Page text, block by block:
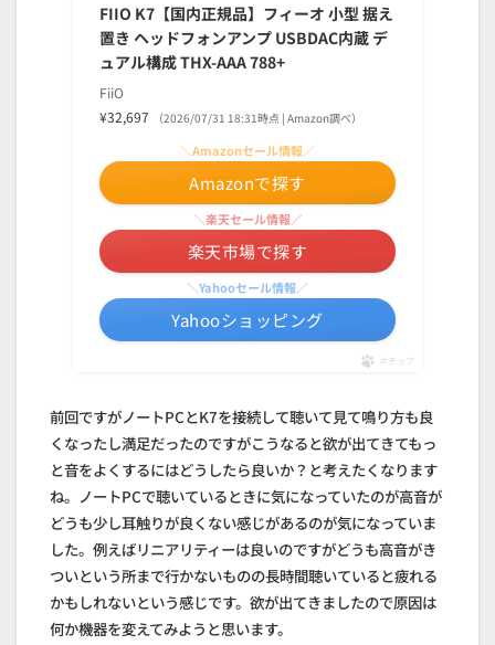
FIIO K7【国内正規品】フィーオ 小型 据え
置き ヘッドフォンアンプ USBDAC内蔵 デ
ュアル構成 THX-AAA 788+
FiiO
¥32,697
（2026/07/31 18:31時点 | Amazon調べ）
＼Amazonセール情報／
Amazonで探す
＼楽天セール情報／
楽天市場で探す
＼Yahooセール情報／
Yahooショッピング
ポチップ
前回ですがノートPCとK7を接続して聴いて見て鳴り方も良
くなったし満足だったのですがこうなると欲が出てきてもっ
と音をよくするにはどうしたら良いか？と考えたくなります
ね。ノートPCで聴いているときに気になっていたのが高音が
どうも少し耳触りが良くない感じがあるのが気になっていま
した。例えばリニアリティーは良いのですがどうも高音がき
ついという所まで行かないものの長時間聴いていると疲れる
かもしれないという感じです。欲が出てきましたので原因は
何か機器を変えてみようと思います。